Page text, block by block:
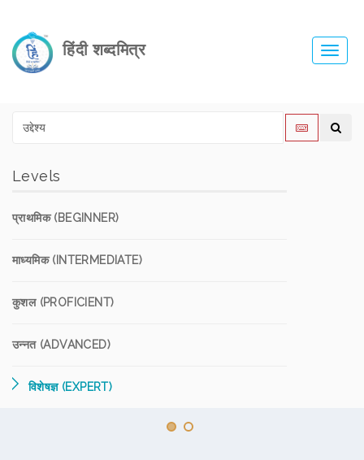
हिंदी शब्दमित्र
Levels
प्राथमिक (BEGINNER)
माध्यमिक (INTERMEDIATE)
कुशल (PROFICIENT)
उन्नत (ADVANCED)
विशेषज्ञ (EXPERT)